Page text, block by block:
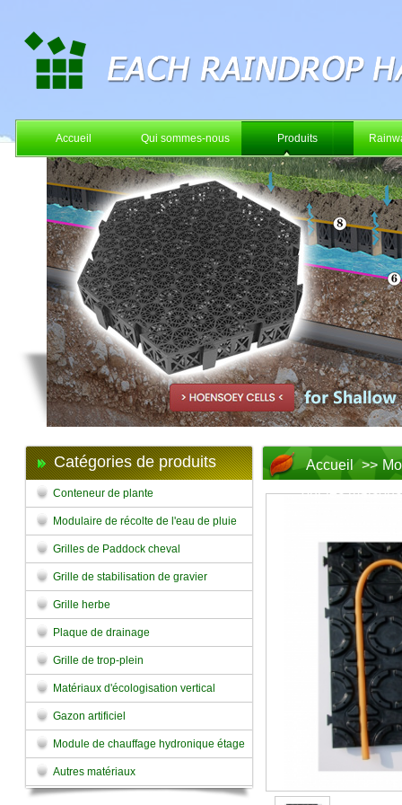
Accueil Qui sommes-nous Produits
Catégories de produits
Conteneur de plante
Modulaire de récolte de l'eau de pluie
Grilles de Paddock cheval
Grille de stabilisation de gravier
Grille herbe
Plaque de drainage
Grille de trop-plein
Matériaux d'écologisation vertical
Gazon artificiel
Module de chauffage hydronique étage
Autres matériaux
Accueil >>
our les maisons